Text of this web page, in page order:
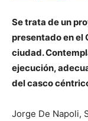
Se trata de un
presentado en el
ciudad.
ejecución,
del casco
Jorge De Napoli,